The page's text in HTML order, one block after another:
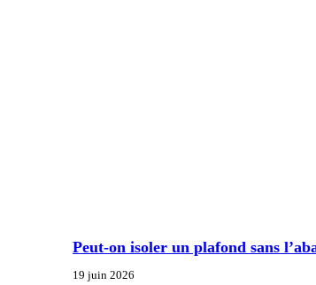
Peut-on isoler un plafond sans
19 juin 2026